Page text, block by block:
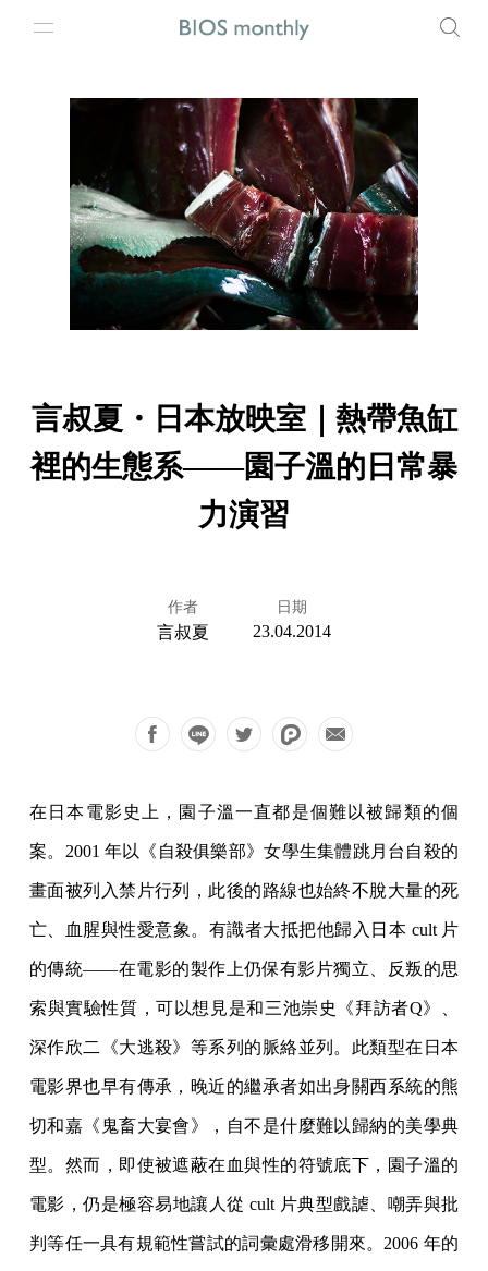
言叔夏・日本放映室｜熱帶魚缸
裡的生態系——園子溫的日常暴
力演習
作者
言叔夏
日期
23.04.2014
在日本電影史上，園子溫一直都是個難以被歸類的個
案。2001 年以《自殺俱樂部》女學生集體跳月台自殺的
畫面被列入禁片行列，此後的路線也始終不脫大量的死
亡、血腥與性愛意象。有識者大抵把他歸入日本 cult 片
的傳統——在電影的製作上仍保有影片獨立、反叛的思
索與實驗性質，可以想見是和三池崇史《拜訪者Q》、
深作欣二《大逃殺》等系列的脈絡並列。此類型在日本
電影界也早有傳承，晚近的繼承者如出身關西系統的熊
切和嘉《鬼畜大宴會》，自不是什麼難以歸納的美學典
型。然而，即使被遮蔽在血與性的符號底下，園子溫的
電影，仍是極容易地讓人從 cult 片典型戲謔、嘲弄與批
判等任一具有規範性嘗試的詞彙處滑移開來。2006 年的